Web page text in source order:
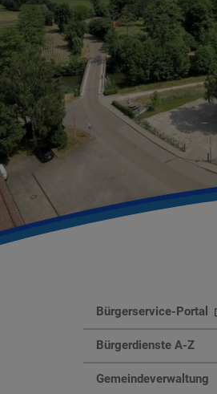
Bürgerservice-Portal
Bürgerdienste A-Z
Gemeindeverwaltung